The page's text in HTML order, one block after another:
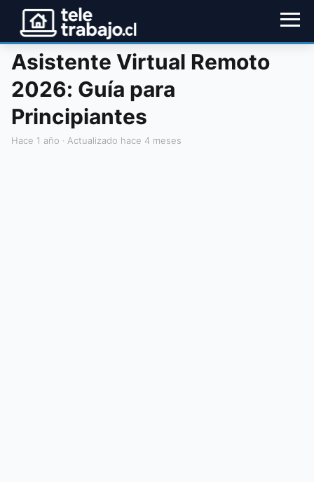
Asistente Virtual Remoto
2026: Guía para
Principiantes
hace 1 año · Actualizado hace 4 meses